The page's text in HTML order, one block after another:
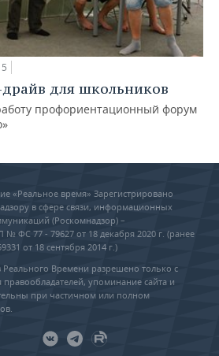
для школьников
профориентационный форум
«Реальное время» Зарегистрировано
в сфере связи, информационных
(Роскомнадзор) –
ФС 77 - 79627 от 18 декабря 2020 г. (ранее
от 18 сентября 2014 г.)
Реального Времени разрешено только с
правообладателей, упоминание сайта и
при частичном или полном